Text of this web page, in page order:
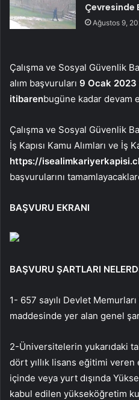
Çevresinde
Ağustos 9,
Çalışma ve Sosyal Güvenlik
alım başvuruları 9 Ocak 2023
itibarenbugüne kadar devam
Çalışma ve Sosyal Güvenlik
İş Kapısı Kamu Alımları ve İş
https://
başvurularını
BAŞVURU EKRANI
BAŞVURU ŞARTLARI
1- 657 sayılı Devlet
maddesinde yer alan genel
2-Üniversitelerin yukarıdaki
dört yıllık lisans eğitimi
içinde veya yurt dışında
kabul edilen yükseköğretim